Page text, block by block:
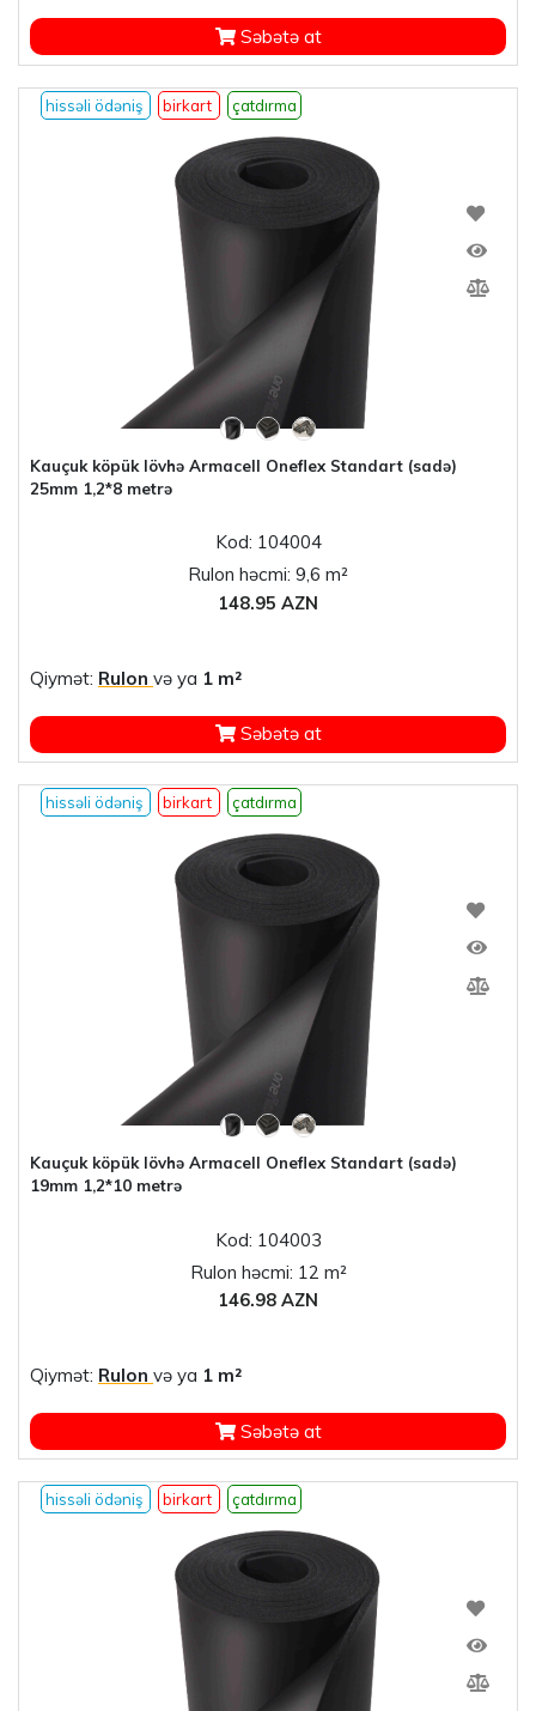
Səbətə at
hissəli ödəniş birkart çatdırma
Kauçuk köpük lövhə Armacell Oneflex Standart (sadə)
25mm 1,2*8 metrə
Kod: 104004
Rulon həcmi: 9,6 m²
148.95 AZN
Qiymət: Rulon və ya 1 m²
Səbətə at
hissəli ödəniş birkart çatdırma
Kauçuk köpük lövhə Armacell Oneflex Standart (sadə)
19mm 1,2*10 metrə
Kod: 104003
Rulon həcmi: 12 m²
146.98 AZN
Qiymət: Rulon və ya 1 m²
Səbətə at
hissəli ödəniş birkart çatdırma